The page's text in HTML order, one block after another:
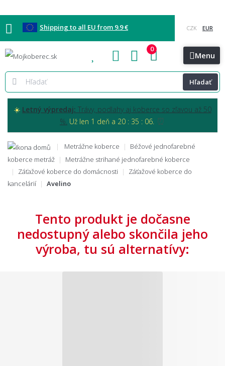
Shipping to all EU from 9.9 €
Blog Kontakt Menu
Hľadať
0
☀️ Letný výpredaj: Trávy, podlahy aj koberce so zľavou až 50
%. Už len 1 deň a 20 : 35 : 05. ⏰
Metrážne koberce
Béžové jednofarebné
koberce metráž
Metrážne strihané jednofarebné koberce
Záťažové koberce do domácnosti
Záťažové koberce do
kancelárií
Avelino
Tento produkt je dočasne
nedostupný alebo skončila jeho
výroba, tu sú alternatívy: